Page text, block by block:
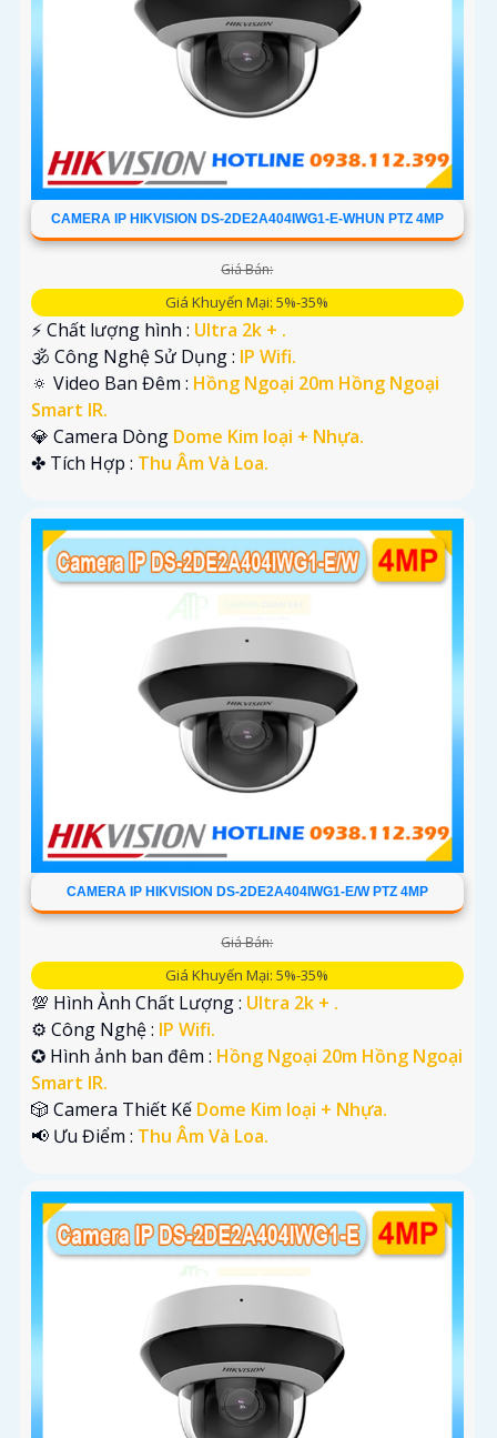
CAMERA IP HIKVISION DS-2DE2A404IWG1-E-WHUN PTZ 4MP
Giá Bán:
Giá Khuyến Mại: 5%-35%
️⚡ Chất lượng hình : Ultra 2k + .
🕉️ Công Nghệ Sử Dụng : IP Wifi.
🔅 Video Ban Đêm : Hồng Ngoại 20m Hồng Ngoại
Smart IR.
💎 Camera Dòng Dome Kim loại + Nhựa.
️✤ Tích Hợp : Thu Âm Và Loa.
CAMERA IP HIKVISION DS-2DE2A404IWG1-E/W PTZ 4MP
Giá Bán:
Giá Khuyến Mại: 5%-35%
💯 Hình Ành Chất Lượng : Ultra 2k + .
⚙ Công Nghệ : IP Wifi.
✪ Hình ảnh ban đêm : Hồng Ngoại 20m Hồng Ngoại
Smart IR.
🎲 Camera Thiết Kế Dome Kim loại + Nhựa.
️📢 Ưu Điểm : Thu Âm Và Loa.